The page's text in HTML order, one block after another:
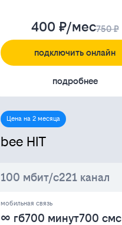
400 ₽/мес750 ₽
подключить онлайн
подробнее
Цена на 2 месяца
bee HIT
100 мбит/с221 канал
мобильная связь
∞ гб700 минут700 смс